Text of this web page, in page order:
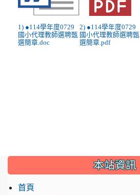
1) ●114學年度0729
國小代理教師選聘甄
選簡章.doc
2) ●114學年度0729
國小代理教師選聘甄
選簡章.pdf
::: 本站資訊
首頁